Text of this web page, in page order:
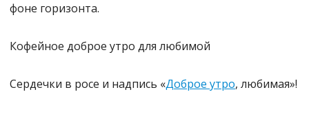
фоне горизонта.
Кофейное доброе утро для любимой
Сердечки в росе и надпись «Доброе утро, любимая»!